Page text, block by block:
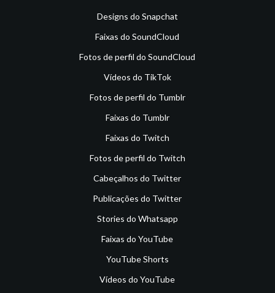
Designs do Snapchat
Faixas do SoundCloud
Fotos de perfil do SoundCloud
Vídeos do TikTok
Fotos de perfil do Tumblr
Faixas do Tumblr
Faixas do Twitch
Fotos de perfil do Twitch
Cabeçalhos do Twitter
Publicações do Twitter
Stories do Whatsapp
Faixas do YouTube
YouTube Shorts
Vídeos do YouTube